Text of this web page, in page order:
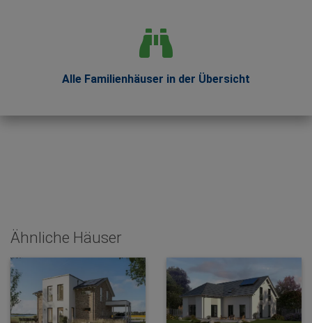
Alle Familienhäuser in der Übersicht
Ähnliche Häuser